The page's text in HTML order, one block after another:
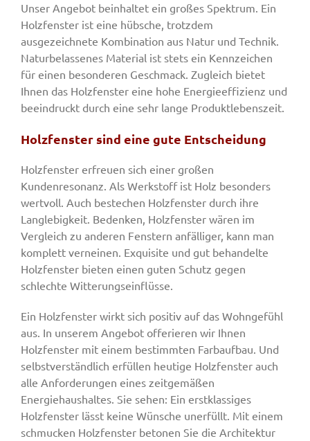
Unser Angebot beinhaltet ein großes Spektrum. Ein
Holzfenster ist eine hübsche, trotzdem
ausgezeichnete Kombination aus Natur und Technik.
Naturbelassenes Material ist stets ein Kennzeichen
für einen besonderen Geschmack. Zugleich bietet
Ihnen das Holzfenster eine hohe Energieeffizienz und
beeindruckt durch eine sehr lange Produktlebenszeit.
Holzfenster sind eine gute Entscheidung
Holzfenster erfreuen sich einer großen
Kundenresonanz. Als Werkstoff ist Holz besonders
wertvoll. Auch bestechen Holzfenster durch ihre
Langlebigkeit. Bedenken, Holzfenster wären im
Vergleich zu anderen Fenstern anfälliger, kann man
komplett verneinen. Exquisite und gut behandelte
Holzfenster bieten einen guten Schutz gegen
schlechte Witterungseinflüsse.
Ein Holzfenster wirkt sich positiv auf das Wohngefühl
aus. In unserem Angebot offerieren wir Ihnen
Holzfenster mit einem bestimmten Farbaufbau. Und
selbstverständlich erfüllen heutige Holzfenster auch
alle Anforderungen eines zeitgemäßen
Energiehaushaltes. Sie sehen: Ein erstklassiges
Holzfenster lässt keine Wünsche unerfüllt. Mit einem
schmucken Holzfenster betonen Sie die Architektur